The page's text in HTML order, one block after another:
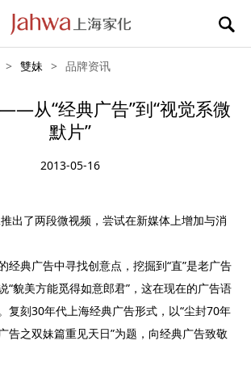
> 雙妹 > 品牌资讯
从“经典广告”到“视觉系微
默片”
2013-05-16
出了两段微视频，尝试在新媒体上增加与消
典广告中寻找创意点，挖掘到“直”是老广告
“貌美方能觅得如意郎君”，这在现在的广告语
复刻30年代上海经典广告形式，以“尘封70年
告之双妹篇重见天日”为题，向经典广告致敬